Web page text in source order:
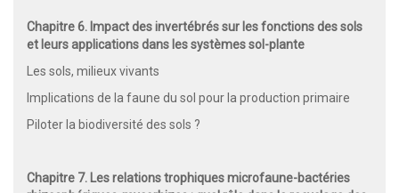
Chapitre 6. Impact des invertébrés sur les fonctions des sols
et leurs applications dans les systèmes sol-plante
Les sols, milieux vivants
Implications de la faune du sol pour la production primaire
Piloter la biodiversité des sols ?
Chapitre 7. Les relations trophiques microfaune-bactéries